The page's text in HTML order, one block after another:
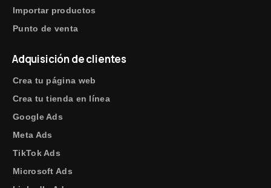
Importar productos
Punto de venta
Adquisición de clientes
Crea tu página web
Crea tu tienda en línea
Google Ads
Meta Ads
TikTok Ads
Microsoft Ads